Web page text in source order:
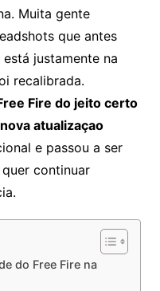
Muita gente
que antes
justamente na
recalibrada.
Fire do jeito certo
atualizaçao
e passou a ser
continuar
do Free Fire na